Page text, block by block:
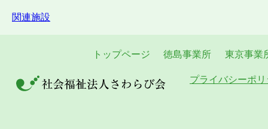
関連施設
トップページ 徳島事業所 東京事業
プライバシーポ